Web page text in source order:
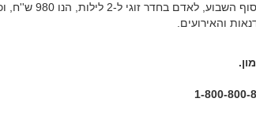
עלות ההשתתפות
והאירועים.